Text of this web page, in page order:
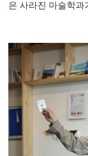
은 사라진 마술학과